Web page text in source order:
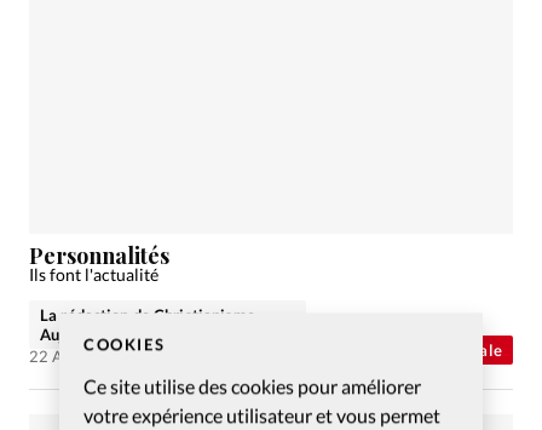
COOKIES
Ce site utilise des cookies pour améliorer
votre expérience utilisateur et vous permet
Actualité internationale
Personnalités
Ils font l'actualité
La rédaction de Christianisme
Aujourd'hui
22 Août 2023